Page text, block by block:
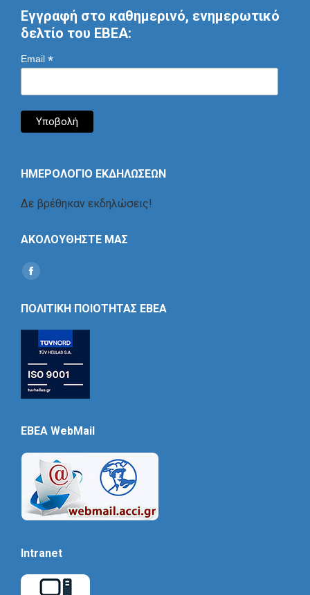
Εγγραφή στο καθημερινό, ενημερωτικό
δελτίο του ΕΒΕΑ:
Email *
ΗΜΕΡΟΛΟΓΙΟ ΕΚΔΗΛΩΣΕΩΝ
Δε βρέθηκαν εκδηλώσεις!
ΑΚΟΛΟΥΘΗΣΤΕ ΜΑΣ
Find us on:
Social
ΠΟΛΙΤΙΚΗ ΠΟΙΟΤΗΤΑΣ ΕΒΕΑ
EBEA WebMail
Intranet